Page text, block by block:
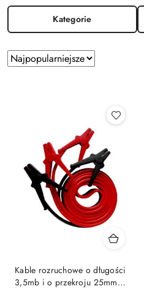
Kategorie
Zastosowano
sortowanie:
Sortuj
według
Kable rozruchowe o długości
3,5mb i o przekroju 25mm